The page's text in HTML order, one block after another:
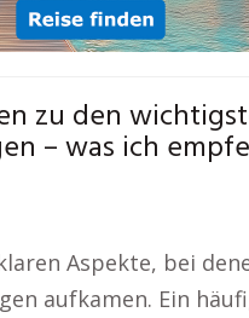
zu den
– was ich
Aspekte, bei
aufkamen. Ein